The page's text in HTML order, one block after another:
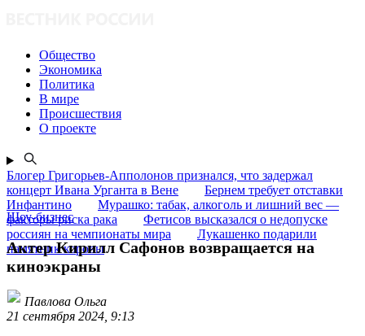
Общество
Экономика
Политика
В мире
Происшествия
О проекте
Блогер Григорьев-Апполонов признался, что задержал
концерт Ивана Урганта в Вене
Бернем требует отставки
Инфантино
Мурашко: табак, алкоголь и лишний вес —
факторы риска рака
Фетисов высказался о недопуске
россиян на чемпионаты мира
Лукашенко подарили
памятник коровы
Шоу-бизнес
Актер Кирилл Сафонов возвращается на
киноэкраны
Павлова Ольга
21 сентября 2024, 9:13